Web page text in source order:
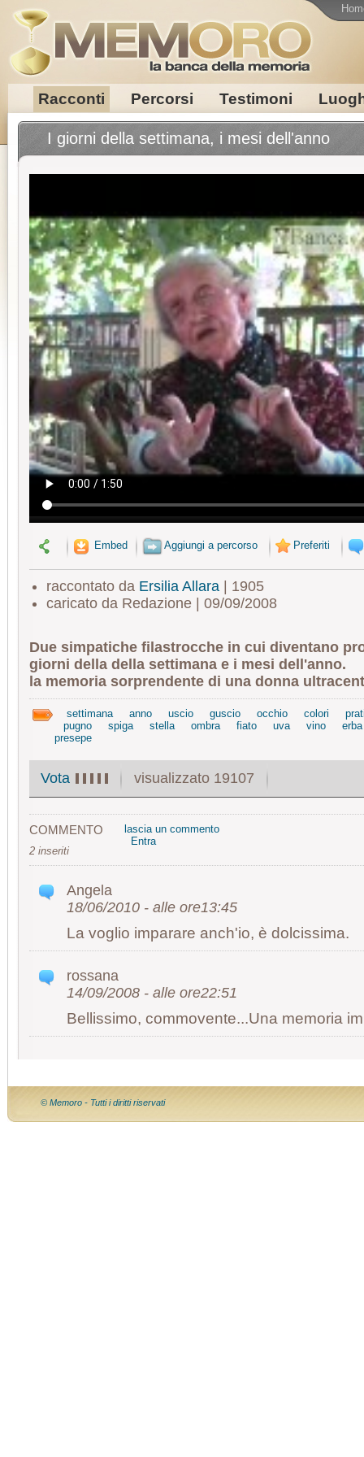
Racconti Percorsi Testimoni
I giorni della settimana, i mesi dell'anno
Embed Aggiungi a percorso Preferiti
raccontato da Ersilia Allara| 1905
caricato da Redazione | 09/09/2008
Due simpatiche filastrocche in cui diventano
giorni della della settimana e i mesi dell'anno.
la memoria sorprendente di una donna
settimana anno uscio guscio occhio colori
pugno
spiga stella ombra fiato uva vino
erba
presepe
Vota visualizzato 19107
COMMENTO
2 inseriti
lascia un commento
Entra
Angela
18/06/2010 - alle ore13:45
La voglio imparare anch'io, è dolcissima.
rossana
14/09/2008 - alle ore22:51
Bellissimo, commovente...Una memoria
© Memoro - Tutti i diritti riservati